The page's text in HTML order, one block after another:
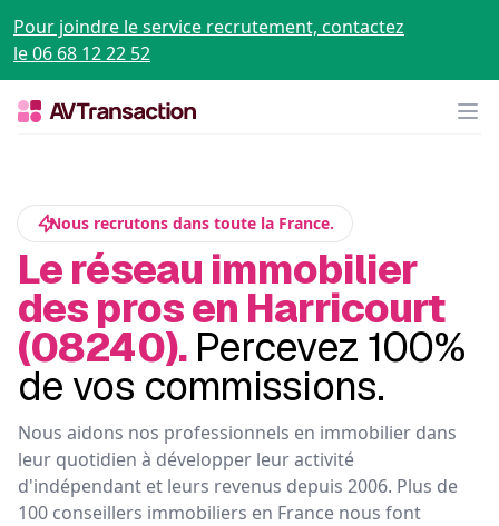
Pour joindre le service recrutement, contactez
le 06 68 12 22 52
Nous recrutons dans toute la France.
Le réseau immobilier
des pros en Harricourt
(08240). Percevez 100%
de vos commissions.
Nous aidons nos professionnels en immobilier dans
leur quotidien à développer leur activité
d'indépendant et leurs revenus depuis 2006. Plus de
100 conseillers immobiliers en France nous font